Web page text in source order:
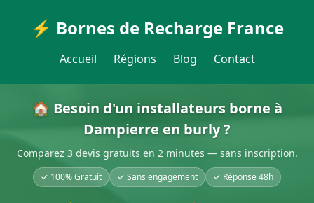
⚡ Bornes de Recharge France
Accueil Régions Blog Contact
🏠 Besoin d'un installateurs borne à
Dampierre en burly ?
Comparez 3 devis gratuits en 2 minutes — sans inscription.
✓ 100% Gratuit ✓ Sans engagement ✓ Réponse 48h